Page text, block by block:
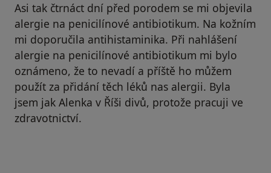
Asi tak čtrnáct dní před porodem se mi objevila
alergie na penicilínové antibiotikum. Na kožním
mi doporučila antihistaminika. Při nahlášení
alergie na penicilínové antibiotikum mi bylo
oznámeno, že to nevadí a příště ho můžem
použít za přidání těch léků nas alergii. Byla
jsem jak Alenka v Říši divů, protože pracuji ve
zdravotnictví.